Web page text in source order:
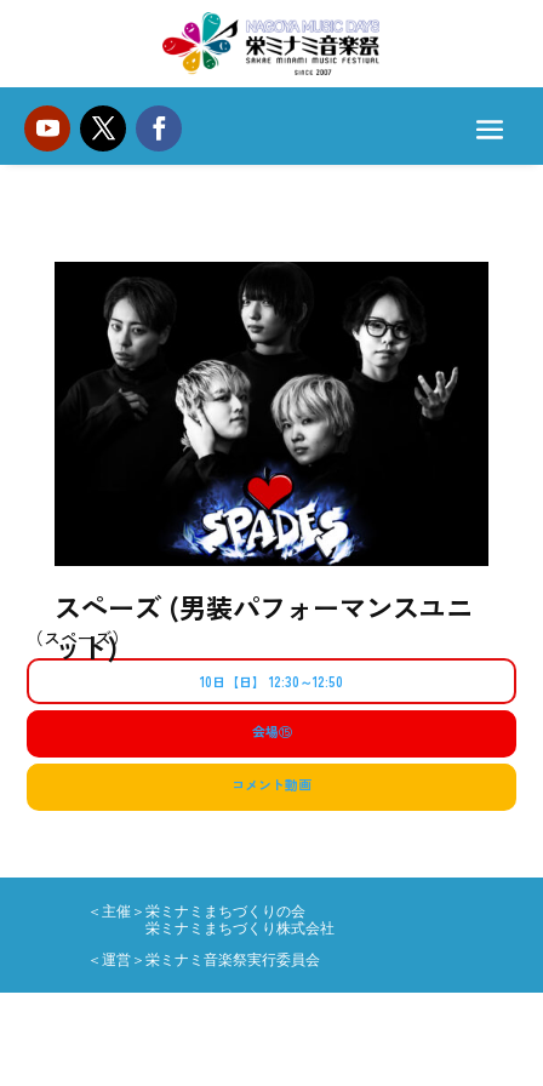
スペーズ (男装パフォーマンスユニ
ット)
（スペーズ）
10日【日】 12:30～12:50
会場⑮
コメント動画
＜主催＞栄ミナミまちづくりの会
栄ミナミまちづくり株式会社
＜運営＞栄ミナミ音楽祭実行委員会